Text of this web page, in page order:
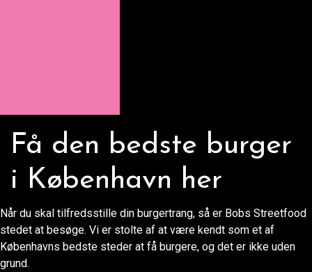
Få den bedste burger
i København her
Når du skal tilfredsstille din burgertrang, så er Bobs Streetfood
stedet at besøge. Vi er stolte af at være kendt som et af
Københavns bedste steder at få burgere, og det er ikke uden
grund.